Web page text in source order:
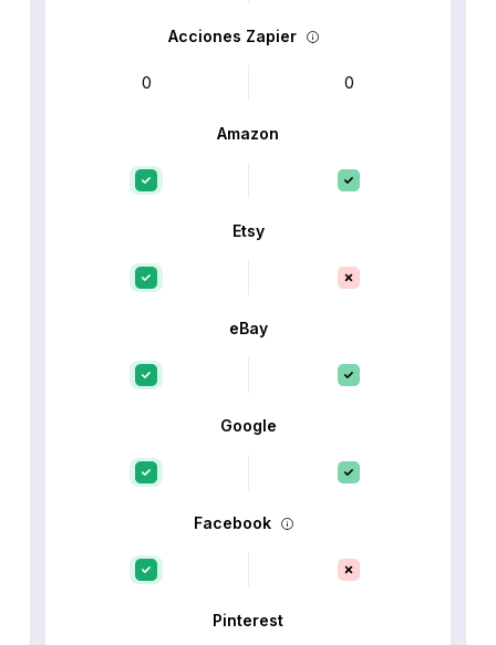
Acciones Zapier
0 0
Amazon
Etsy
eBay
Google
Facebook
Pinterest